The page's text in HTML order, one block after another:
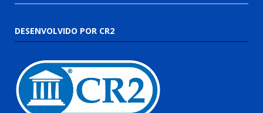
DESENVOLVIDO POR CR2